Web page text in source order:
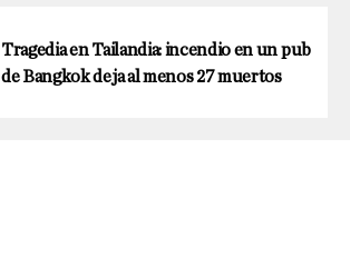
Tragedia en Tailandia: incendio en un pub
de Bangkok deja al menos 27 muertos